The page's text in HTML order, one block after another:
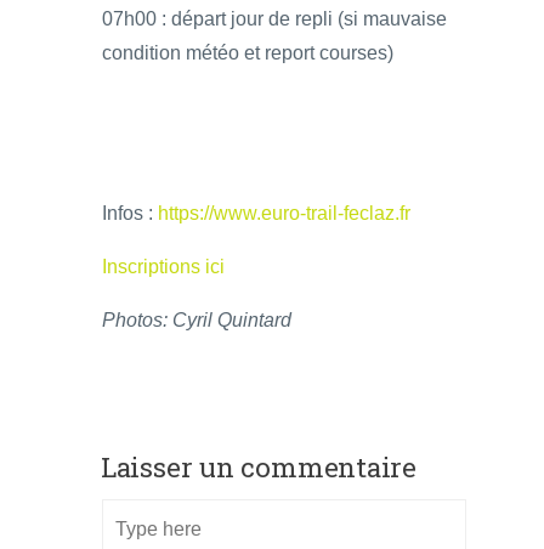
07h00 : départ jour de repli (si mauvaise
condition météo et report courses)
Infos : https://www.euro-trail-feclaz.fr
Inscriptions ici
Photos: Cyril Quintard
Laisser un commentaire